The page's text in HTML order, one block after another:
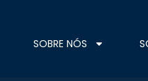
SOBRE NÓS